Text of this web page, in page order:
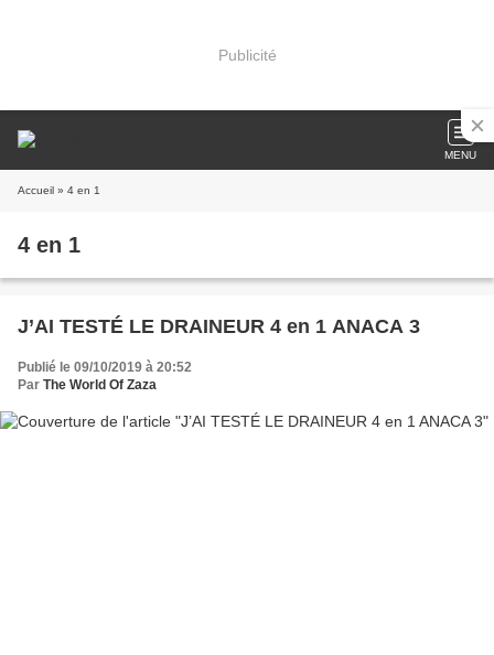
Publicité
MENU
Accueil » 4 en 1
4 en 1
J’AI TESTÉ LE DRAINEUR 4 en 1 ANACA 3
Publié le 09/10/2019 à 20:52
Par The World Of Zaza